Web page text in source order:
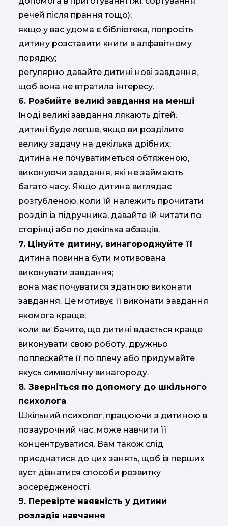
речей після прання тощо);
якщо у вас удома є бібліотека, попросіть
дитину розставити книги в алфавітному
порядку;
регулярно давайте дитині нові завдання,
щоб вона не втратила інтересу.
6. Розбийте великі завдання на менші
Іноді великі завдання лякають дітей.
дитині буде легше, якщо ви розділите
велику задачу на декілька дрібних;
дитина не почуватиметься обтяженою,
виконуючи завдання, які не займають
багато часу. Якщо дитина виглядає
розгубленою, коли їй належить прочитати
розділ із підручника, давайте їй читати по
сторінці або по декілька абзаців.
7. Цінуйте дитину, винагороджуйте її
дитина повинна бути мотивована
виконувати завдання;
вона має почуватися здатною виконати
завдання. Це мотивує її виконати завдання
якомога краще;
коли ви бачите, що дитині вдається краще
виконувати свою роботу, дружньо
поплескайте її по плечу або придумайте
якусь символічну винагороду.
8. Зверніться по допомогу до шкільного
психолога
Шкільний психолог, працюючи з дитиною в
позаурочний час, може навчити її
концентруватися. Вам також слід
приєднатися до цих занять, щоб із перших
вуст дізнатися способи розвитку
зосередженості.
9. Перевірте наявність у дитини
розладів навчання